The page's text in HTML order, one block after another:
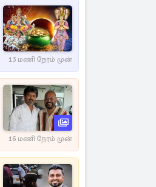
13 மணி நேரம் முன்
16 மணி நேரம் முன்